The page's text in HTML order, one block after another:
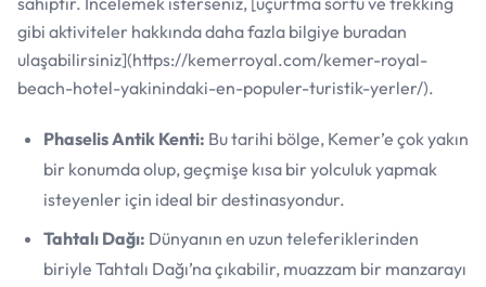
gibi aktiviteler hakkında daha fazla bilgiye buradan
ulaşabilirsiniz](https://kemerroyal.com/kemer-royal-
beach-hotel-yakinindaki-en-populer-turistik-yerler/).
Phaselis Antik Kenti: Bu tarihi bölge, Kemer’e çok yakın
bir konumda olup, geçmişe kısa bir yolculuk yapmak
isteyenler için ideal bir destinasyondur.
Tahtalı Dağı: Dünyanın en uzun teleferiklerinden
biriyle Tahtalı Dağı’na çıkabilir, muazzam bir manzarayı